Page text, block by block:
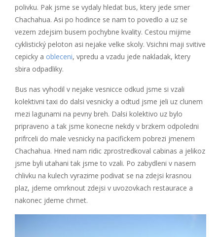
polivku. Pak jsme se vydaly hledat bus, ktery jede smer
Chachahua. Asi po hodince se nam to povedlo a uz se
vezem zdejsim busem pochybne kvality. Cestou mijime
cyklistický peloton asi nejake velke skoly. Vsichni maji svitive
cepicky a obleceni, vpredu a vzadu jede nakladak, ktery
sbira odpadliky.
Bus nas vyhodil v nejake vesnicce odkud jsme si vzali
kolektivni taxi do dalsi vesnicky a odtud jsme jeli uz clunem
mezi lagunami na pevny breh. Dalsi kolektivo uz bylo
pripraveno a tak jsme konecne nekdy v brzkem odpoledni
prifrceli do male vesnicky na pacifickem pobrezi jmenem
Chachahua. Hned nam ridic zprostredkoval cabinas a jelikoz
jsme byli utahani tak jsme to vzali. Po zabydleni v nasem
chlivku na kulech vyrazime podivat se na zdejsi krasnou
plaz, jdeme omrknout zdejsi v uvozovkach restaurace a
nakonec jdeme chrnet.